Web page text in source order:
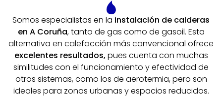
Somos especialistas en la instalación de calderas
en A Coruña, tanto de gas como de gasoil. Esta
alternativa en calefacción más convencional ofrece
excelentes resultados, pues cuenta con muchas
similitudes con el funcionamiento y efectividad de
otros sistemas, como los de aerotermia, pero son
ideales para zonas urbanas y espacios reducidos.